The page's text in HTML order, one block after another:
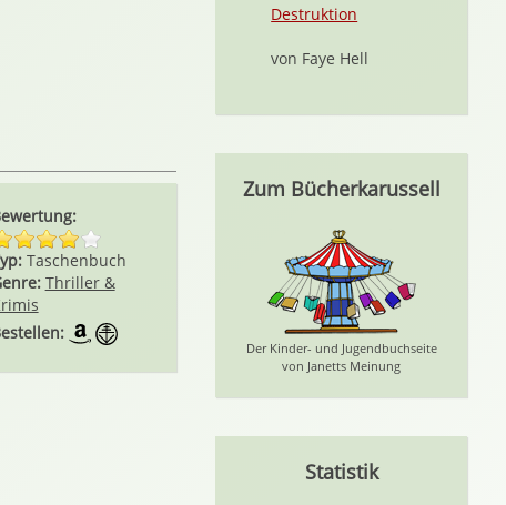
Taschenbuch
Thriller &
Destruktion
von Faye Hell
Zum Bücherkarussell
Der Kinder- und Jugendbuchseite
von Janetts Meinung
Statistik